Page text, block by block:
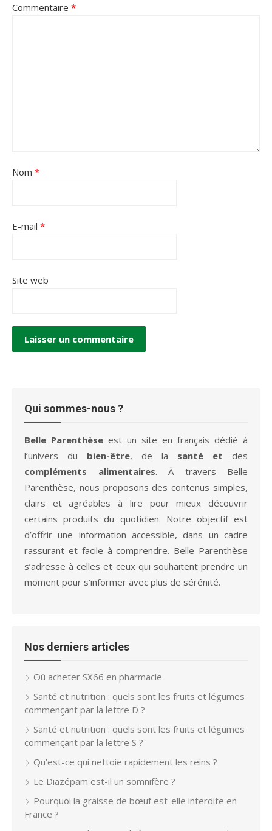
Commentaire *
Nom *
E-mail *
Site web
Qui sommes-nous ?
Belle Parenthèse est un site en français dédié à
l’univers du bien-être, de la santé et des
compléments alimentaires. À travers Belle
Parenthèse, nous proposons des contenus simples,
clairs et agréables à lire pour mieux découvrir
certains produits du quotidien. Notre objectif est
d’offrir une information accessible, dans un cadre
rassurant et facile à comprendre. Belle Parenthèse
s’adresse à celles et ceux qui souhaitent prendre un
moment pour s’informer avec plus de sérénité.
Nos derniers articles
Où acheter SX66 en pharmacie
Santé et nutrition : quels sont les fruits et légumes
commençant par la lettre D ?
Santé et nutrition : quels sont les fruits et légumes
commençant par la lettre S ?
Qu’est-ce qui nettoie rapidement les reins ?
Le Diazépam est-il un somnifère ?
Pourquoi la graisse de bœuf est-elle interdite en
France ?